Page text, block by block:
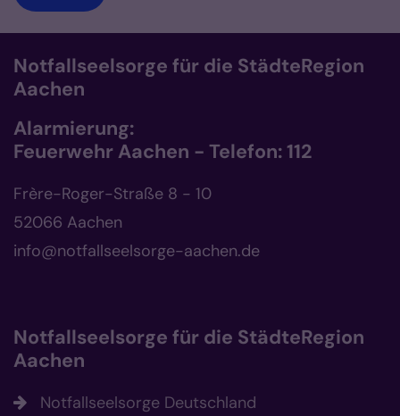
Notfallseelsorge für die StädteRegion
Aachen
Alarmierung:
Feuerwehr Aachen - Telefon: 112
Frère-Roger-Straße 8 - 10
52066 Aachen
info@notfallseelsorge-aachen.de
Notfallseelsorge für die StädteRegion
Aachen
Notfallseelsorge Deutschland